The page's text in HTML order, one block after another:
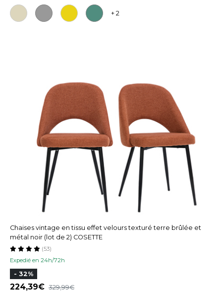
+ 2
Chaises vintage en tissu effet velours texturé terre brûlée et
métal noir (lot de 2) COSETTE
Expedié en 24h/72h
(53)
- 32%
224,39 329,99